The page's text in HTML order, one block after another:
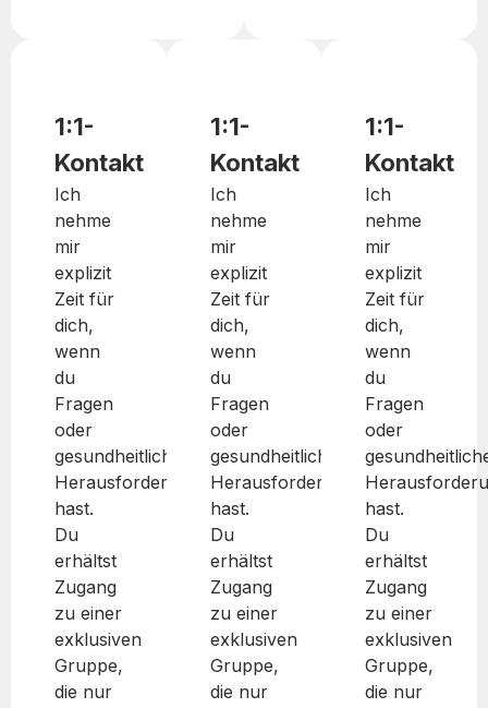
1:1-
Kontakt
Ich
nehme
mir
explizit
Zeit für
dich,
wenn
du
Fragen
oder
gesundheitliche
Herausforderungen
hast.
Du
erhältst
Zugang
zu einer
exklusiven
Gruppe,
die nur
1:1-
Kontakt
Ich
nehme
mir
explizit
Zeit für
dich,
wenn
du
Fragen
oder
gesundheitliche
Herausforderungen
hast.
Du
erhältst
Zugang
zu einer
exklusiven
Gruppe,
die nur
1:1-
Kontakt
Ich
nehme
mir
explizit
Zeit für
dich,
wenn
du
Fragen
oder
hast.
Du
erhältst
Zugang
zu einer
exklusiven
Gruppe,
die nur